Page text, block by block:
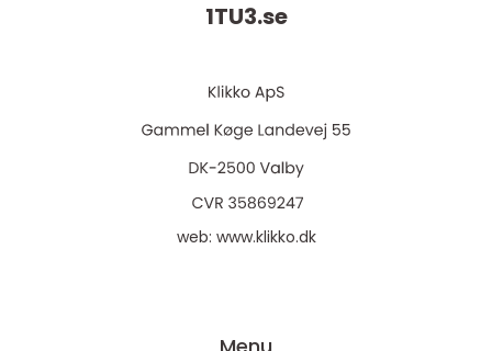
1TU3.se
web: www.klikko.dk